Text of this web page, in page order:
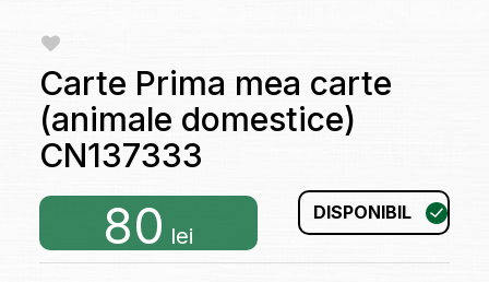
Carte Prima mea carte
(animale domestice)
CN137333
80 lei
DISPONIBIL